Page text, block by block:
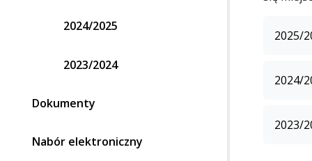
2024/2025
2023/2024
Dokumenty
Nabór elektroniczny
2025/
2024/
2023/